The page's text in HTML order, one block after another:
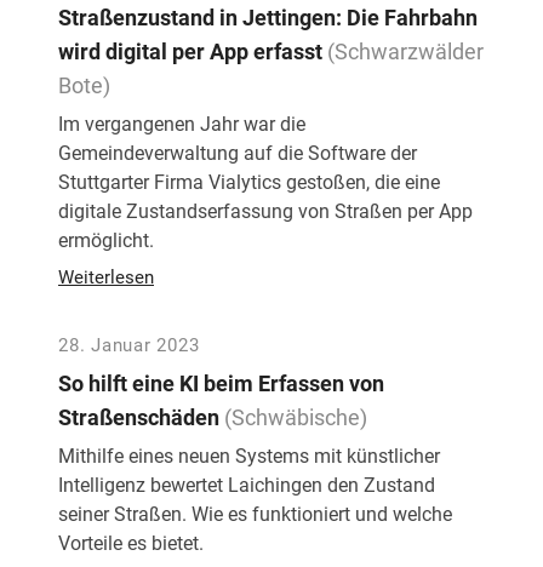
Straßenzustand in Jettingen: Die Fahrbahn
wird digital per App erfasst (Schwarzwälder
Bote)
Im vergangenen Jahr war die
Gemeindeverwaltung auf die Software der
Stuttgarter Firma Vialytics gestoßen, die eine
digitale Zustandserfassung von Straßen per App
ermöglicht.
Weiterlesen
28. Januar 2023
So hilft eine KI beim Erfassen von
Straßenschäden (Schwäbische)
Mithilfe eines neuen Systems mit künstlicher
Intelligenz bewertet Laichingen den Zustand
seiner Straßen. Wie es funktioniert und welche
Vorteile es bietet.